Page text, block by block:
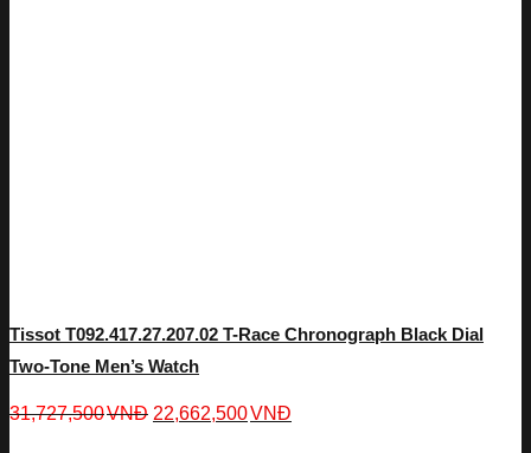
Tissot T092.417.27.207.02 T-Race Chronograph Black Dial
Two-Tone Men’s Watch
31,727,500VNĐ 22,662,500VNĐ